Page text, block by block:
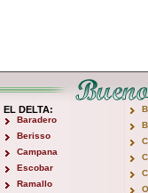
EL DELTA:
Baradero
Berisso
Campana
Escobar
Ramallo